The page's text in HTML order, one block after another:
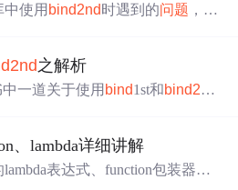
使用 bind2nd时遇到的问题 ，特
。
2nd之解析
一道关于使用 bind1st和bind2nd
为一元操作符，用于判断vector
了不同情况下的应用。
、lambda详细讲解
表达式、function包装器和